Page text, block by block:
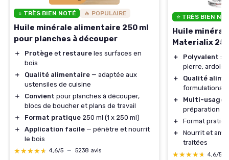
⭐ TRÈS BIEN NOTÉ 🔥 POPULAIRE
Huile minérale alimentaire 250 ml
pour planches à découper
＋ Protège et restaure les surfaces en
bois
＋
Qualité alimentaire — adaptée aux
ustensiles de cuisine
＋
Convient pour planches à découper,
blocs de boucher et plans de travail
＋
Format pratique 250 ml (1 x 250 ml)
＋
Application facile — pénètre et nourrit
le bois
★★★★★
★★★★★ 4,6/5 — 5238 avis
⭐ TRÈS BIEN
Huile
Materialix
＋ Polyvalent :
pierre,
＋
Qualité
formulations
＋
Multi-usage
préparation
＋
Format
＋
Nourrit et
traitées
★★★★★
★★★★★ 4,6/5